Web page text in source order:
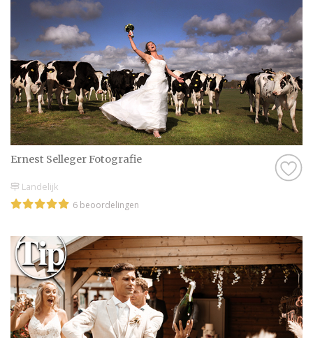
Ernest Selleger Fotografie
Landelijk
6 beoordelingen